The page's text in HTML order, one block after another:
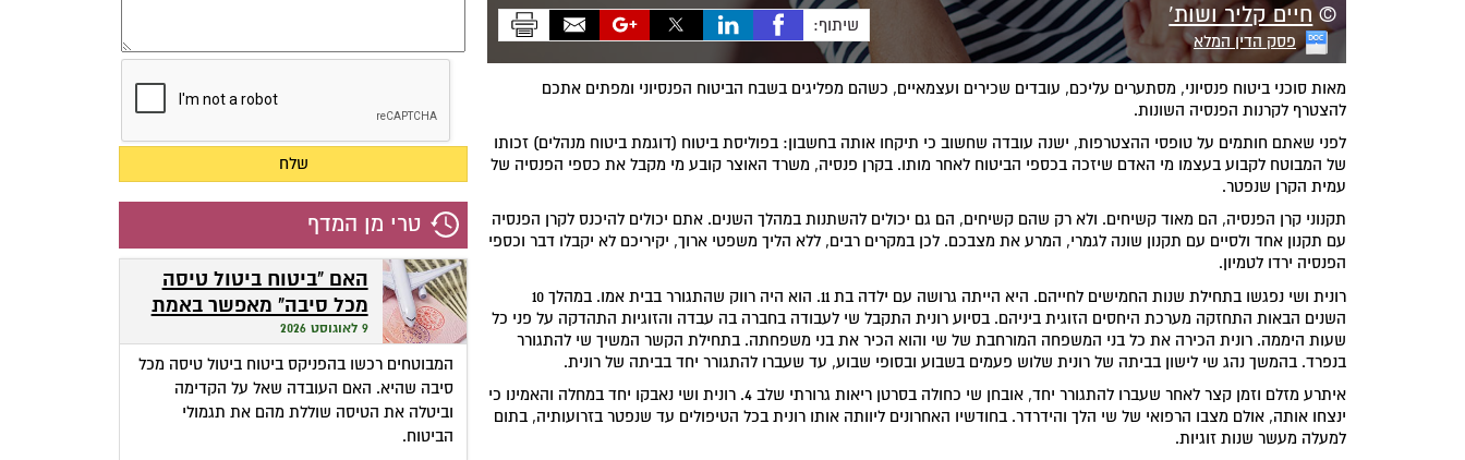
© חיים קליר ושות'
פסק הדין המלא
שיתוף:
מאות סוכני ביטוח פנסיוני, מסתערים עליכם, עובדים שכירים ועצמאיים, כשהם מפליגים בשבח הביטוח הפנסיוני ומפתים אתכם
להצטרף לקרנות הפנסיה השונות.
לפני שאתם חותמים על טופסי ההצטרפות, ישנה עובדה שחשוב כי תיקחו אותה בחשבון: בפוליסת ביטוח (דוגמת ביטוח מנהלים) זכותו
של המבוטח לקבוע בעצמו מי האדם שיזכה בכספי הביטוח לאחר מותו. בקרן פנסיה, משרד האוצר קובע מי מקבל את כספי הפנסיה של
עמית הקרן שנפטר.
תקנוני קרן הפנסיה, הם מאוד קשיחים. ולא רק שהם קשיחים, הם גם יכולים להשתנות במהלך השנים. אתם יכולים להיכנס לקרן הפנסיה
עם תקנון אחד ולסיים עם תקנון שונה לגמרי, המרע את מצבכם. לכן במקרים רבים, ללא הליך משפטי ארוך, יקיריכם לא יקבלו דבר וכספי
הפנסיה ירדו לטמיון.
רונית ושי נפגשו בתחילת שנות החמישים לחייהם. היא הייתה גרושה עם ילדה בת 11. הוא היה רווק שהתגורר בבית אמו. במהלך 10
השנים הבאות התחזקה מערכת היחסים הזוגית ביניהם. בסיוע רונית התקבל שי לעבודה בחברה בה עבדה והזוגיות התהדקה על פני כל
שעות היממה. רונית הכירה את כל בני המשפחה המורחבת של שי והוא הכיר את בני משפחתה. בתחילת הקשר המשיך שי להתגורר
בנפרד. בהמשך נהג שי לישון בביתה של רונית שלוש פעמים בשבוע ובסופי שבוע, עד שעברו להתגורר יחד בביתה של רונית.
איתרע מזלם וזמן קצר לאחר שעברו להתגורר יחד, אובחן שי כחולה בסרטן ריאות גרורתי שלב 4. רונית ושי נאבקו יחד במחלה והאמינו כי
ינצחו אותה, אולם מצבו הרפואי של שי הלך והידרדר. בחודשיו האחרונים ליוותה אותו רונית בכל הטיפולים עד שנפטר בזרועותיה, בתום
למעלה מעשר שנות זוגיות.
טרי מן המדף
האם "ביטוח ביטול טיסה
מכל סיבה" מאפשר באמת
ביטול מכל סיבה?
9 לאוגוסט 2026
המבוטחים רכשו בהפניקס ביטוח ביטול טיסה מכל
סיבה שהיא. האם העובדה שאל על הקדימה
וביטלה את הטיסה שוללת מהם את תגמולי
הביטוח.